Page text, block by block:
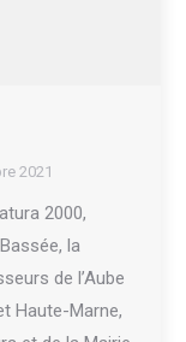
2021
2000,
la
de l’Aube
Haute-Marne,